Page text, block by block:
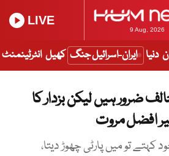
9 Aug, 2026
LIVE
دنیا ایران-اسرائیل جنگ کھیل انٹرٹینمنٹ
ضرور ہیں لیکن بزدار کا
افضل مروت
کہتے تو میں پارٹی چھوڑ دیتا،